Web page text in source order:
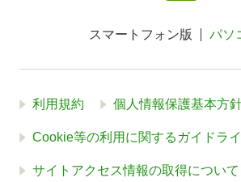
スマートフォン版 パソ
利用規約 個人情報保護基本方
Cookie等の利用に関するガイドラ
サイトアクセス情報の取得について